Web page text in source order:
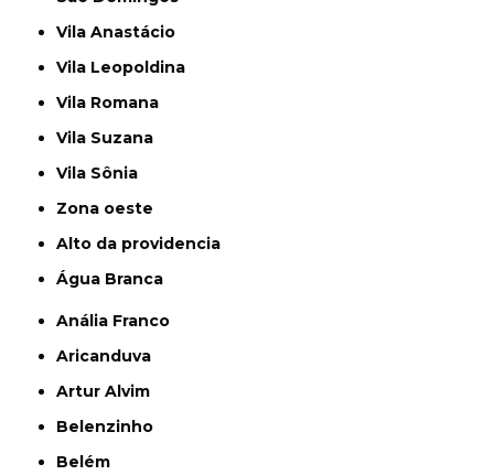
Vila Anastácio
Vila Leopoldina
Vila Romana
Vila Suzana
Vila Sônia
Zona oeste
alto da providencia
Água Branca
Anália Franco
Aricanduva
Artur Alvim
Belenzinho
Belém